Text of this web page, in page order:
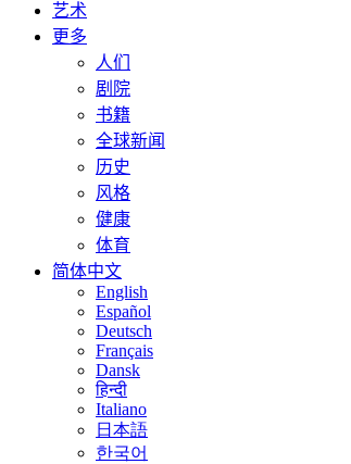
艺术
更多
人们
剧院
书籍
全球新闻
历史
风格
健康
体育
简体中文
English
Español
Deutsch
Français
Dansk
हिन्दी
Italiano
日本語
한국어